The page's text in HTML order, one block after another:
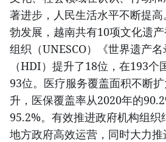
著进步，人民生活水平不断提
勃发展，越南共有10项文化遗
组织（UNESCO）《世界遗产
（HDI）提升了18位，在193个
93位。医疗服务覆盖面积不断
升，医保覆盖率从2020年的
95.2%。有效推进政府机构组织
地方政府高效运营，同时大力